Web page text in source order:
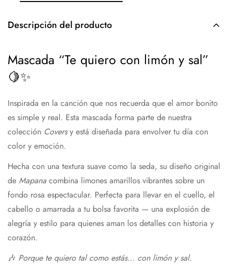
Descripción del producto
Mascada “Te quiero con limón y sal”
🍋✨
Inspirada en la canción que nos recuerda que el amor bonito
es simple y real. Esta mascada forma parte de nuestra
colección Coversy está diseñada para envolver tu día con
color y emoción.
Hecha con una textura suave como la seda, su diseño original
de Mapana combina limones amarillos vibrantes sobre un
fondo rosa espectacular. Perfecta para llevar en el cuello, el
cabello o amarrada a tu bolsa favorita — una explosión de
alegría y estilo para quienes aman los detalles con historia y
corazón.
🎶 Porque te quiero tal como estás... con limón y sal.